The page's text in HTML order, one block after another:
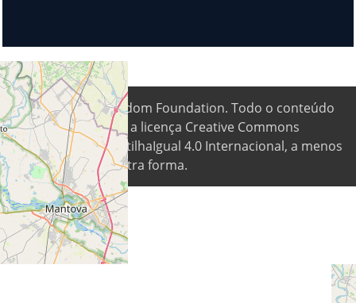
© 2026Digital Freedom Foundation. Todo o conteúdo
está disponível sob a licença Creative Commons
Atribuição-CompartilhaIgual 4.0 Internacional, a menos
que indicado de outra forma.